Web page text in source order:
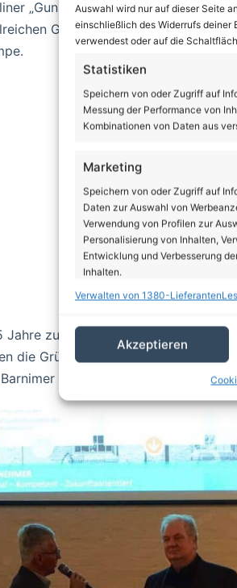
Auswahl wird nur auf dieser Seite
einschließlich des Widerrufs
verwendest oder auf die
Statistiken
Speichern von oder Zugriff auf
Messung der Performance von
Kombinationen von Daten aus
Marketing
Speichern von oder Zugriff auf
Daten zur Auswahl von
Verwendung von Profilen zur
Personalisierung von Inhalten,
Entwicklung und Verbesserung
Inhalten.
Abgleichung und Kombination
Verknüpfung verschiedener
Gewährleistung der
von Betrug und
von Werbung und
Datenschutz speichern
Verwalten von 1380-Lieferanten
Akzeptieren
„Gunnar Seitz Band“ eröffnete
Gäste. Unter Ihnen auch
Anzeige
zurück und erinnerte an das
die Gründungsmitglieder
Mittelstandshauses.